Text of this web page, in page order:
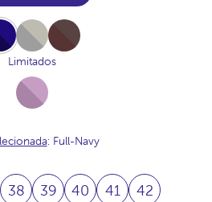
Full-
Lightgrey
Full-
Chocolate
Limitados
Full-
Malva
: Full-Navy
38 39 40 41 42